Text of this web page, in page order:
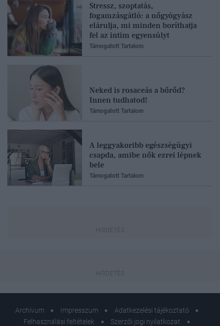
Stressz, szoptatás,
fogamzásgátló: a nőgyógyász
elárulja, mi minden boríthatja
fel az intim egyensúlyt
Támogatott Tartalom
Neked is rosaceás a bőrőd?
Innen tudhatod!
Támogatott Tartalom
A leggyakoribb egészségügyi
csapda, amibe nők ezrei lépnek
bele
Támogatott Tartalom
Archívum Impresszum
Adatkezelési tájékoztató
Felhasználási feltételek
Szerzői jogi nyilatkozat